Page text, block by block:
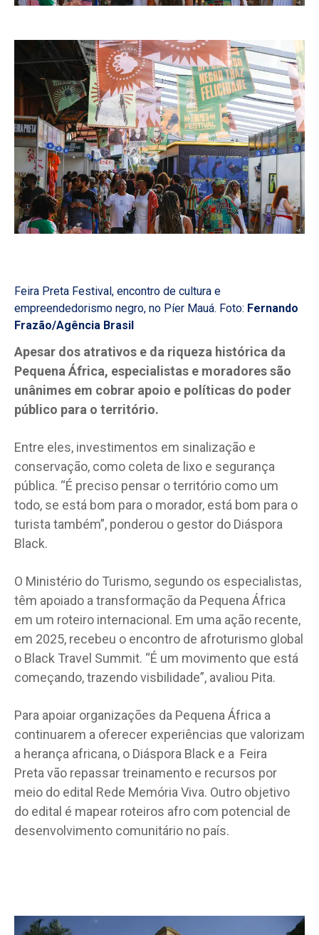
Feira Preta Festival, encontro de cultura e
empreendedorismo negro, no Píer Mauá. Foto: Fernando
Frazão/Agência Brasil
Apesar dos atrativos e da riqueza histórica da
Pequena África, especialistas e moradores são
unânimes em cobrar apoio e políticas do poder
público para o território.
Entre eles, investimentos em sinalização e
conservação, como coleta de lixo e segurança
pública. “É preciso pensar o território como um
todo, se está bom para o morador, está bom para o
turista também”, ponderou o gestor do Diáspora
Black.
O Ministério do Turismo, segundo os especialistas,
têm apoiado a transformação da Pequena África
em um roteiro internacional. Em uma ação recente,
em 2025, recebeu o encontro de afroturismo global
o Black Travel Summit. “É um movimento que está
começando, trazendo visbilidade”, avaliou Pita.
Para apoiar organizações da Pequena África a
continuarem a oferecer experiências que valorizam
a herança africana, o Diáspora Black e a Feira
Preta vão repassar treinamento e recursos por
meio do edital Rede Memória Viva. Outro objetivo
do edital é mapear roteiros afro com potencial de
desenvolvimento comunitário no país.